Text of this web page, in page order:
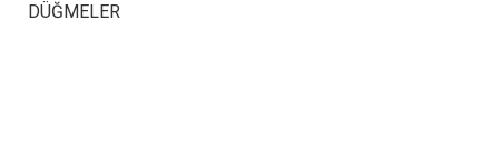
DÜĞMELER